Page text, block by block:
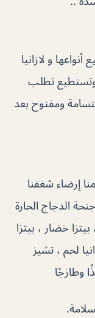
و لازانيا
تطلب
ومفتوح بعد
إرضاء شغفنا
الدجاج الحارة
خضار ، بيتزا
لحم ، تشيز
وطازجًا